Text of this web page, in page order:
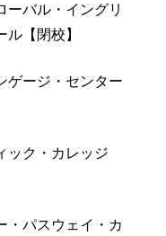
ーバル・イングリ
ル【閉校】
ゲージ・センター
ック・カレッジ
・パスウェイ・カ